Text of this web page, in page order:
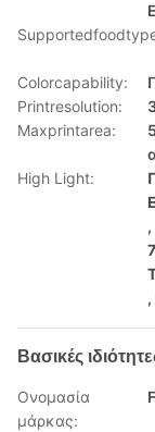
Colorcapability:
Printresolution:
Maxprintarea:
High Light:
,
,
Βασικές
Ονομασία
μάρκας: